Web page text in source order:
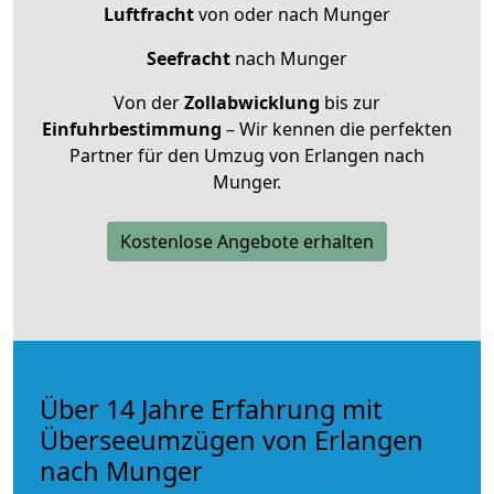
Luftfrachtvon oder nach Munger
Seefracht nach Munger
Von derZollabwicklung bis zur
Einfuhrbestimmung – Wir kennen die perfekten
Partner für den Umzug von Erlangen nach
Munger.
Kostenlose Angebote erhalten
Über 14 Jahre Erfahrung mit
Überseeumzügen von Erlangen
nach Munger